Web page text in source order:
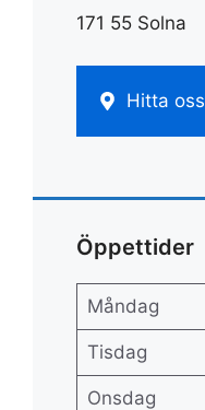
171 55 Solna
Hitta oss
Öppettider
Måndag
Tisdag
Onsdag